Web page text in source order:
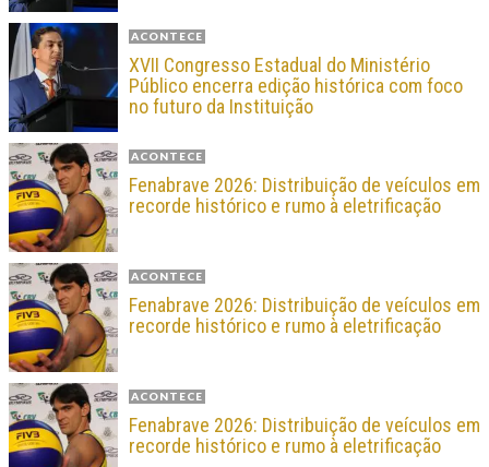
ACONTECE
XVII Congresso Estadual do Ministério
Público encerra edição histórica com foco
no futuro da Instituição
ACONTECE
Fenabrave 2026: Distribuição de veículos em
recorde histórico e rumo à eletrificação
ACONTECE
Fenabrave 2026: Distribuição de veículos em
recorde histórico e rumo à eletrificação
ACONTECE
Fenabrave 2026: Distribuição de veículos em
recorde histórico e rumo à eletrificação